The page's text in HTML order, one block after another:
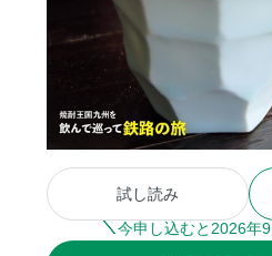
試し読み
今申し込むと 2026年9